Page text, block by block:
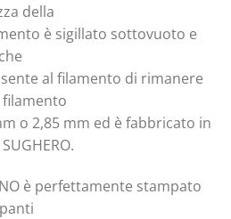
della
è sigillato sottovuoto e
al filamento di rimanere
filamento
o 2,85 mm ed è fabbricato in
è perfettamente stampato